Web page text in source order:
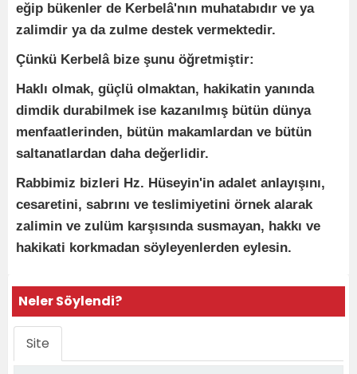
eğip bükenler de Kerbelâ'nın muhatabıdır ve ya
zalimdir ya da zulme destek vermektedir.
Çünkü Kerbelâ bize şunu öğretmiştir:
Haklı olmak, güçlü olmaktan, hakikatin yanında
dimdik durabilmek ise kazanılmış bütün dünya
menfaatlerinden, bütün makamlardan ve bütün
saltanatlardan daha değerlidir.
Rabbimiz bizleri Hz. Hüseyin'in adalet anlayışını,
cesaretini, sabrını ve teslimiyetini örnek alarak
zalimin ve zulüm karşısında susmayan, hakkı ve
hakikati korkmadan söyleyenlerden eylesin.
Neler Söylendi?
Site